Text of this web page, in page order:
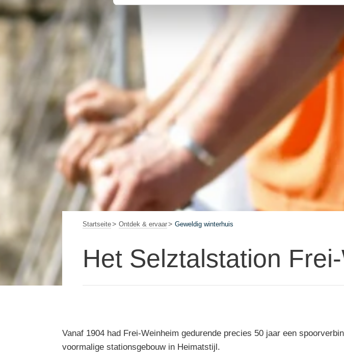
Startseite Ontdek & ervaar Geweldig winterhuis
Het Selztalstation
Vanaf 1904 had Frei-Weinheim gedurende precies 50 jaar een
voormalige stationsgebouw in Heimatstijl.